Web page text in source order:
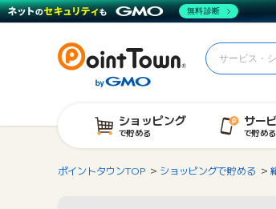
ショッピング
で貯める
サー
で貯める
ポイントタウンTOP ショッピングで貯める
無料診断